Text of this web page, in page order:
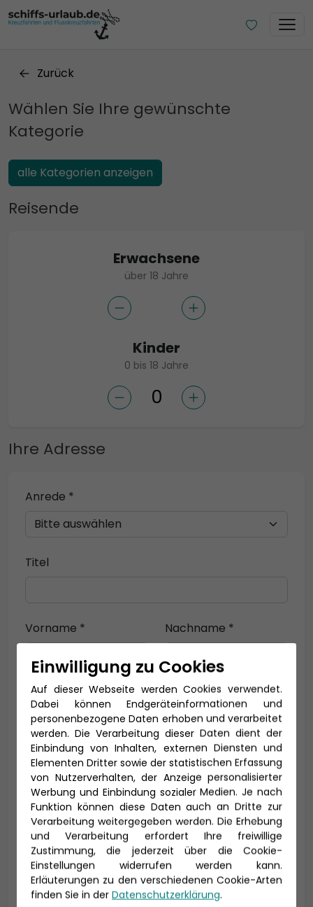
Zurück
Wählen Sie Ihre gewünschte
Kategorie
alle Kategorien anzeigen
Reisende
Erwachsene
über 18 Jahre
Kinder
0 bis 18 Jahre
Ihre Adresse
Anrede *
Titel
Vorname * Nachname *
E-Mail *
Telefon *
Geburtsdatum
Einwilligung zu Cookies
Auf dieser Webseite werden Cookies verwendet.
Dabei können Endgeräteinformationen und
personenbezogene Daten erhoben und verarbeitet
werden. Die Verarbeitung dieser Daten dient der
Einbindung von Inhalten, externen Diensten und
Elementen Dritter sowie der statistischen Erfassung
von Nutzerverhalten, der Anzeige personalisierter
Werbung und Einbindung sozialer Medien. Je nach
Funktion können diese Daten auch an Dritte zur
Verarbeitung weitergegeben werden. Die Erhebung
und Verarbeitung erfordert Ihre freiwillige
Zustimmung, die jederzeit über die Cookie-
Einstellungen widerrufen werden kann.
Erläuterungen zu den verschiedenen Cookie-Arten
finden Sie in der Datenschutzerklärung.